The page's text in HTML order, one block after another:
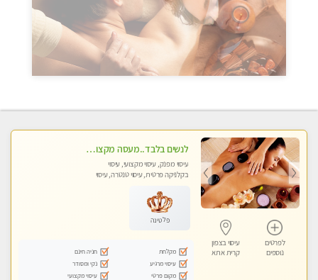
לפרטים
נוספים
עיסוי בצפון
קרית אתא
לנשים בלבד..מעסה מקצועי לנשים בלבד לעיסוי מרגיע ומפנק VIP-מומלץ לחלוטין! פרטי! ​​​​​​
עיסוי מפנק, עיסוי מקצועי, עיסוי
בקלניקה פרטית, עיסוי טנטרה, עיסוי
פלטינה
מקלחת
חניה חינם
עיסוי מרגיע
נקי ומסודר
מקום פרטי
עיסוי מקצועי